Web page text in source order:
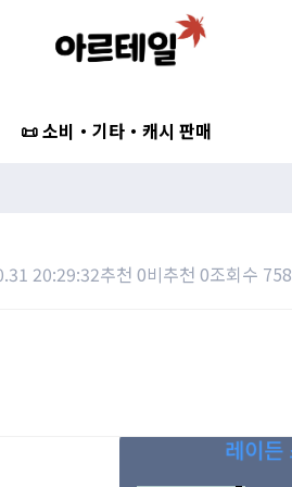
📜 소비・기타・캐시 판매
20:29:32추천 0비추천 0조회수 758